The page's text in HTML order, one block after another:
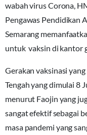
wabah virus Corona,
Pengawas Pendidikan
Semarang
untuk vaksin di kantor
Gerakan vaksinasi
Tengah yang dimulai 8
menurut Faojin yang
sangat efektif sebagai
masa pandemi yang